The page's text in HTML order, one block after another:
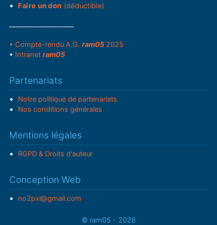
Faire un don (déductible)
• Compte-rendu A.G.ram05 2025
• Intranetram05
Partenariats
Notre politique de partenariats
Nos conditions générales
Mentions légales
RGPD & Droits d'auteur
Conception Web
no2pxl@gmail.com
© ram05 - 2026